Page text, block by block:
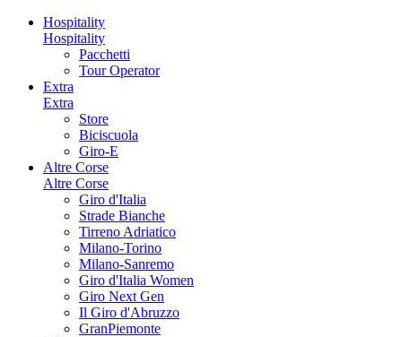
Hospitality
Hospitality
Pacchetti
Tour Operator
Extra
Extra
Store
Biciscuola
Giro-E
Altre Corse
Altre Corse
Giro d'Italia
Strade Bianche
Tirreno Adriatico
Milano-Torino
Milano-Sanremo
Giro d'Italia Women
Giro Next Gen
Il Giro d'Abruzzo
GranPiemonte